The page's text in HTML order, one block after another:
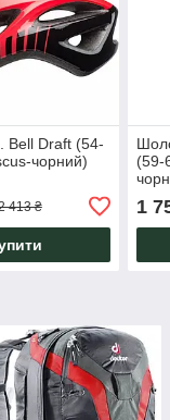
Bell Draft (54-
чорний)
413 ₴
(59-
1